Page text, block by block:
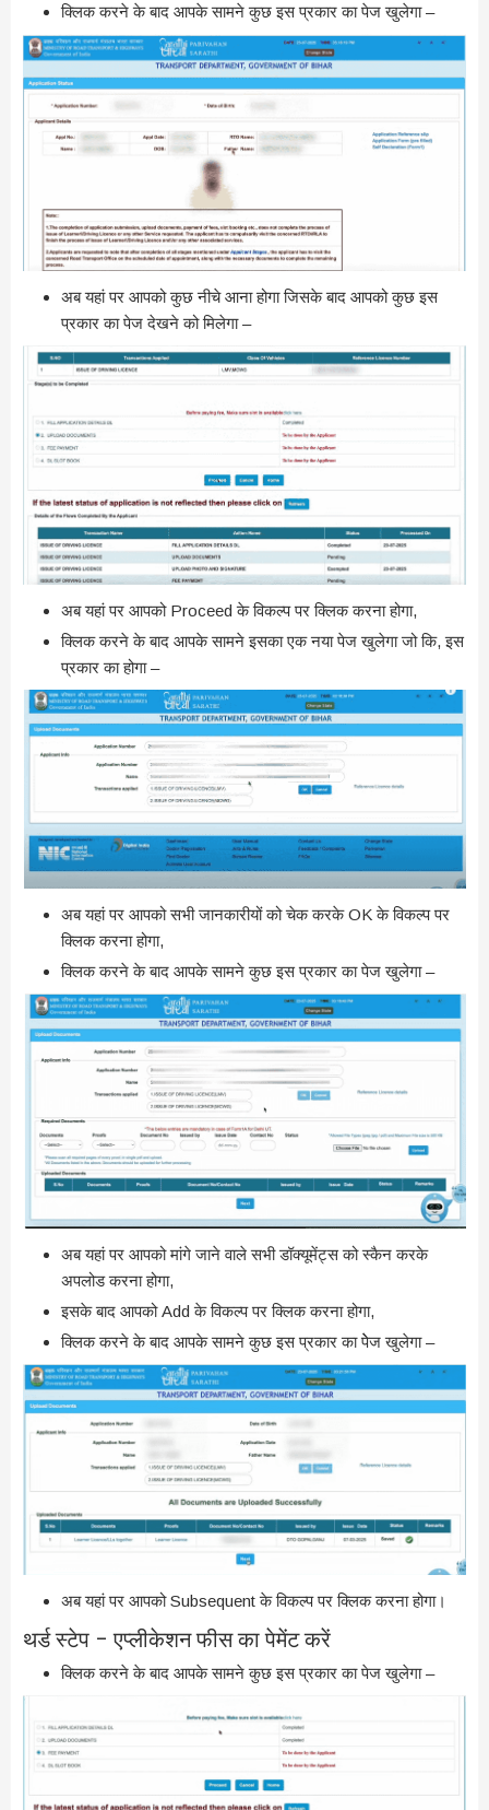
क्लिक करने के बाद आपके सामने कुछ इस प्रकार का पेज खुलेगा –
अब यहां पर आपको कुछ नीचे आना होगा जिसके बाद आपको कुछ इस
प्रकार का पेज देखने को मिलेगा –
अब यहां पर आपको Proceed के विकल्प पर क्लिक करना होगा,
क्लिक करने के बाद आपके सामने इसका एक नया पेज खुलेगा जो कि, इस
प्रकार का होगा –
अब यहां पर आपको सभी जानकारीयों को चेक करके OK के विकल्प पर
क्लिक करना होगा,
क्लिक करने के बाद आपके सामने कुछ इस प्रकार का पेज खुलेगा –
अब यहां पर आपको मांगे जाने वाले सभी डॉक्यूमेंट्स को स्कैन करके
अपलोड करना होगा,
इसके बाद आपको Add के विकल्प पर क्लिक करना होगा,
क्लिक करने के बाद आपके सामने कुछ इस प्रकार का पेेज खुलेगा –
अब यहां पर आपको Subsequent के विकल्प पर क्लिक करना होगा।
थर्ड स्टेप – एप्लीकेशन फीस का पेमेंट करें
क्लिक करने के बाद आपके सामने कुछ इस प्रकार का पेज खुलेगा –